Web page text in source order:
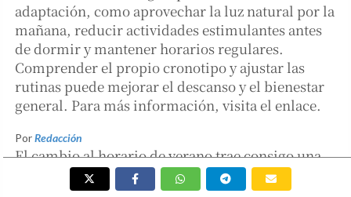
adaptación, como aprovechar la luz natural por la
mañana, reducir actividades estimulantes antes
de dormir y mantener horarios regulares.
Comprender el propio cronotipo y ajustar las
rutinas puede mejorar el descanso y el bienestar
general. Para más información, visita el enlace.
PorRedacción
El cambio al horario de verano trae consigo una
serie de desafíos para muchas personas, quienes
reportan dificultades para dormir, sensación de